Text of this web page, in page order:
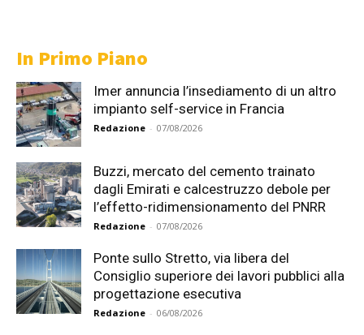
In Primo Piano
Imer annuncia l’insediamento di un altro
impianto self-service in Francia
Redazione - 07/08/2026
Buzzi, mercato del cemento trainato
dagli Emirati e calcestruzzo debole per
l’effetto-ridimensionamento del PNRR
Redazione - 07/08/2026
Ponte sullo Stretto, via libera del
Consiglio superiore dei lavori pubblici alla
progettazione esecutiva
Redazione - 06/08/2026